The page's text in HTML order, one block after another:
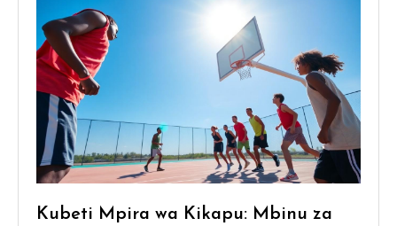
Kubeti Mpira wa Kikapu: Mbinu za